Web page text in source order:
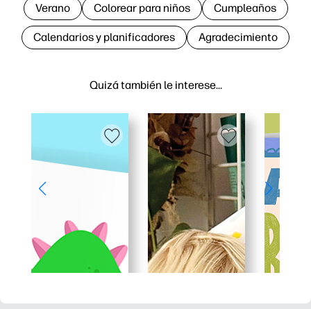
Quizá también le interese…
Verano Colorear para niños Cumpleaños
Calendarios y planificadores Agradecimiento